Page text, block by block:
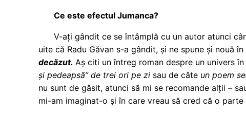
Ce este efectul Jumanca?
V-ați gândit ce se întâmplă cu un autor atunci
uite că Radu Găvan s-a gândit, și ne spune și nouă
decăzut. Aș citi un întreg roman despre un univers
și pedeapsă” de trei ori pe zi sau de câte un poem
nu sunt de găsit, atunci să mi se recomande alții –
mi-am imaginat-o și în care vreau să cred că o